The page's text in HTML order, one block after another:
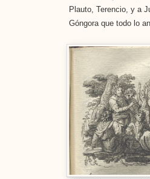
Plauto, Terencio, y a
Góngora que todo lo